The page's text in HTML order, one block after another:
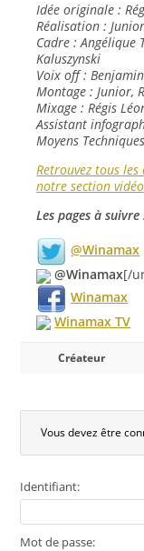
Idée originale :
Réalisation :
Cadre : Angélique
Kaluszynski
Voix off :
Montage : Junior,
Mixage : Régis
Assistant
Moyens
Retrouvez tous les
notre section vidéo
Les pages à suivre
@Winamax
@Winamax[/
Winamax
Winamax TV
Créateur
Vous devez être
Identifiant:
Mot de passe: